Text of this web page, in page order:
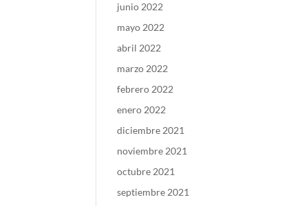
junio 2022
mayo 2022
abril 2022
marzo 2022
febrero 2022
enero 2022
diciembre 2021
noviembre 2021
octubre 2021
septiembre 2021